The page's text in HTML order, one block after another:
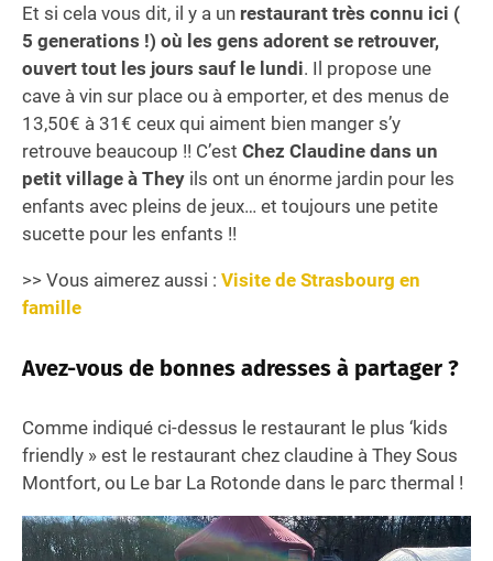
Et si cela vous dit, il y a un restaurant très connu ici (
5 generations !) où les gens adorent se retrouver,
ouvert tout les jours sauf le lundi. Il propose une
cave à vin sur place ou à emporter, et des menus de
13,50€ à 31€ ceux qui aiment bien manger s’y
retrouve beaucoup !! C’est Chez Claudine dans un
petit village à They ils ont un énorme jardin pour les
enfants avec pleins de jeux… et toujours une petite
sucette pour les enfants !!
>> Vous aimerez aussi : Visite de Strasbourg en
famille
Avez-vous de bonnes adresses à partager ?
Comme indiqué ci-dessus le restaurant le plus ‘kids
friendly » est le restaurant chez claudine à They Sous
Montfort, ou Le bar La Rotonde dans le parc thermal !